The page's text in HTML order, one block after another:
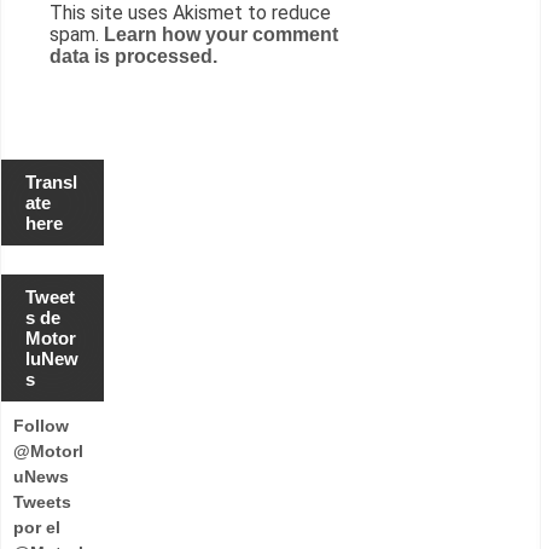
This site uses Akismet to reduce
spam. Learn how your comment
data is processed.
Transl
ate
here
Tweet
s de
Motor
luNew
s
Follow
@Motorl
uNews
Tweets
por el